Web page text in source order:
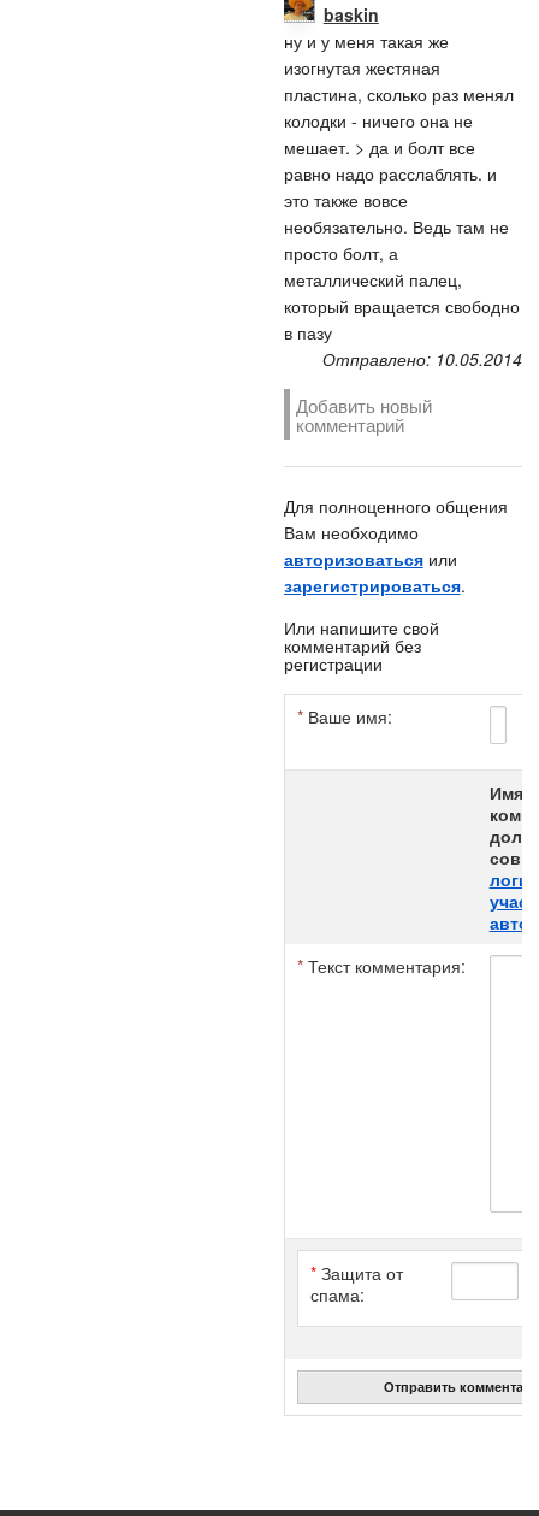
baskin
ну и у меня такая же
изогнутая жестяная
пластина, сколько раз менял
колодки - ничего она не
мешает. > да и болт все
равно надо расслаблять. и
это также вовсе
необязательно. Ведь там не
просто болт, а
металлический палец,
который вращается свободно
в пазу
Отправлено: 10.05.2014
Добавить новый
комментарий
Для полноценного общения
Вам необходимо
авторизоватьсяили
зарегистрироваться.
Или напишите свой
комментарий без
регистрации
*Ваше имя:
Имя
*Текст комментария:
*Защита от
спама:
Отправить